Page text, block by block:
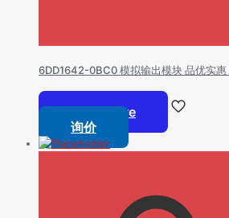
6DD1642-0BC0 模拟输出模块 品优实惠
Read more
询价